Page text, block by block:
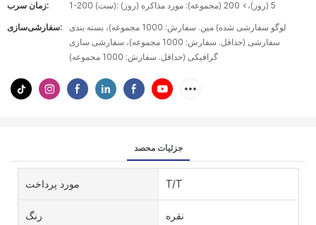
زمان سرب: 1-200 (ست): 5 (روز)،> 200 (مجموعه): مورد مذاکره (روز)
سفارشی‌سازی:
لوگو سفارشی شده) مین. سفارش: 1000 مجموعه)، بسته بندی
سفارشی (حداقل. سفارش: 1000 مجموعه)، سفارشی سازی
گرافیکی (حداقل. سفارش: 1000 مجموعه)
جزئیات محصد
مورد پرداخت T/T
رنگ نقره